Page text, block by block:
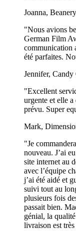
Nos gobelets en
Espresso –
Moyen – 240
Grande – 350
Très grand –
Les tailles ci-dessus
carton personnalisés
Ces gobelets en
en couleur.
avec impression, 100
jetables conviennent
chaudes, et peuvent
comme le font
Que vous ayez
expresso, un chocolat
Joanna, Beanery
"Nous avions
German Film
communication
été parfaites.
Jennifer, Candy
"Excellent
urgente et elle
prévu. Super
Mark,
"Je
nouveau. J’ai
site internet au
avec l’équipe
j’ai été aidé et
suivi tout au
plusieurs fois
passait bien.
génial, la
livraison est